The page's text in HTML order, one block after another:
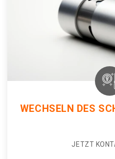
WECHSELN DES
JETZT